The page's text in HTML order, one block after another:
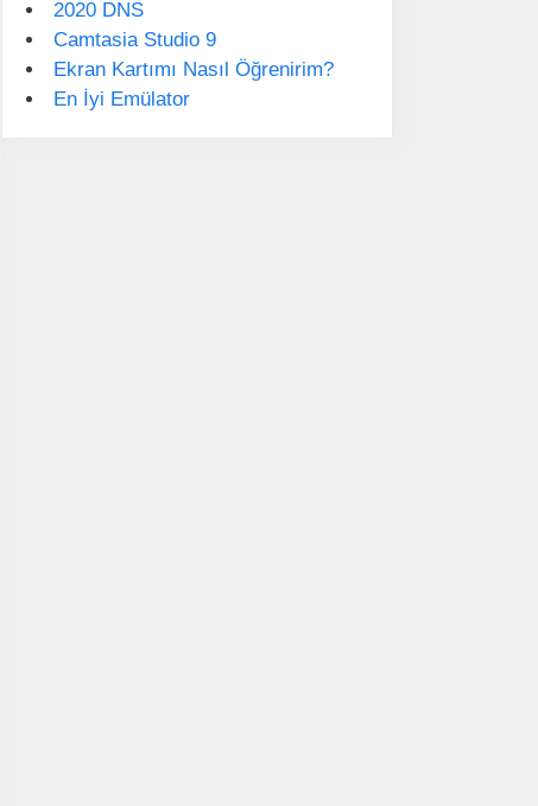
2020 DNS
Camtasia Studio 9
Ekran Kartımı Nasıl Öğrenirim?
En İyi Emülator